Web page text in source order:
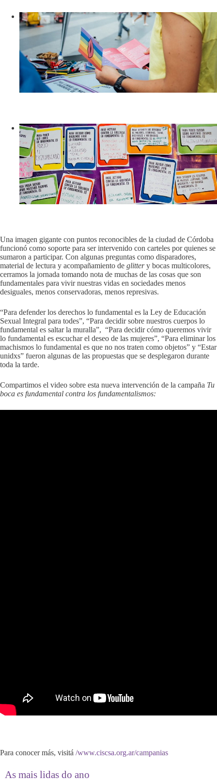
Una imagen gigante con puntos reconocibles de la ciudad de Córdoba
funcionó como soporte para ser intervenido con carteles por quienes se
sumaron a participar. Con algunas preguntas como disparadores,
material de lectura y acompañamiento de glittery bocas multicolores,
cerramos la jornada tomando nota de muchas de las cosas que son
fundamentales para vivir nuestras vidas en sociedades menos
desiguales, menos conservadoras, menos represivas.
“Para defender los derechos lo fundamental es la Ley de Educación
Sexual Integral para todes”, “Para decidir sobre nuestros cuerpos lo
fundamental es saltar la muralla”, “Para decidir cómo queremos vivir
lo fundamental es escuchar el deseo de las mujeres”, “Para eliminar los
machismos lo fundamental es que no nos traten como objetos” y “Estar
unidxs” fueron algunas de las propuestas que se desplegaron durante
toda la tarde.
Compartimos el video sobre esta nueva intervención de la campaña Tu
boca es fundamental contra los fundamentalismos:
Para conocer más, visitá /www.ciscsa.org.ar/campanias
As mais lidas do ano